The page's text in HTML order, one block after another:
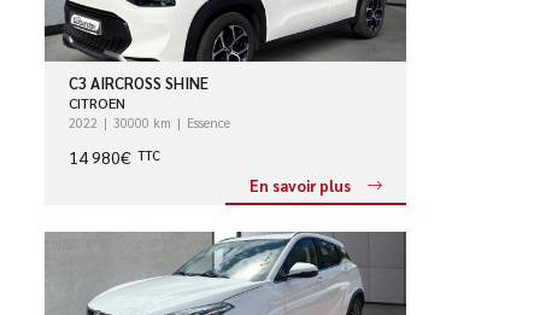
C3 AIRCROSS SHINE
CITROEN
2022 30000 km Essence
14 980€ TTC
En savoir plus